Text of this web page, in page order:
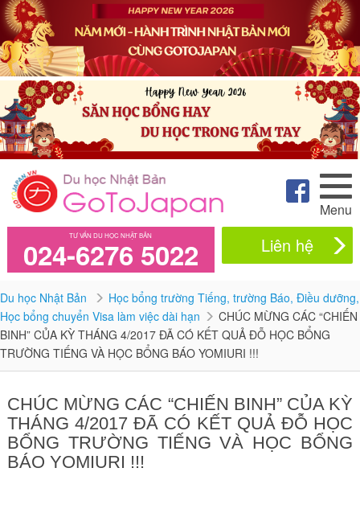
Menu
TƯ VẤN DU HỌC NHẬT BẢN
024-6276 5022 Liên hệ
Du học Nhật Bản
Học bổng trường Tiếng, trường Báo, Điều dưỡng,
Học bổng chuyển Visa làm việc dài hạn
CHÚC MỪNG CÁC “CHIẾN
BINH” CỦA KỲ THÁNG 4/2017 ĐÃ CÓ KẾT QUẢ ĐỖ HỌC BỔNG
TRƯỜNG TIẾNG VÀ HỌC BỔNG BÁO YOMIURI !!!
CHÚC MỪNG CÁC “CHIẾN BINH” CỦA KỲ
THÁNG 4/2017 ĐÃ CÓ KẾT QUẢ ĐỖ HỌC
BỔNG TRƯỜNG TIẾNG VÀ HỌC BỔNG
BÁO YOMIURI !!!